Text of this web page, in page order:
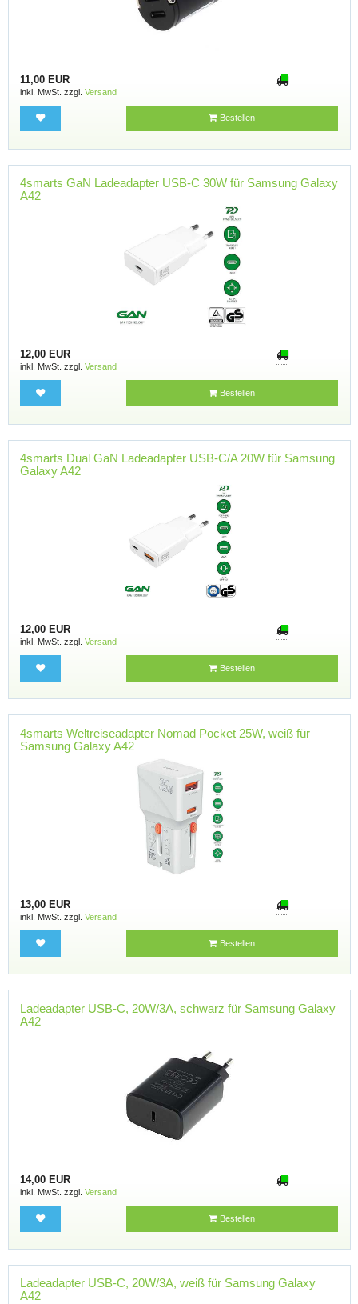
11,00 EUR
inkl. MwSt. zzgl. Versand
Bestellen
4smarts GaN Ladeadapter USB-C 30W für Samsung Galaxy
A42
12,00 EUR
inkl. MwSt. zzgl. Versand
Bestellen
4smarts Dual GaN Ladeadapter USB-C/A 20W für Samsung
Galaxy A42
12,00 EUR
inkl. MwSt. zzgl. Versand
Bestellen
4smarts Weltreiseadapter Nomad Pocket 25W, weiß für
Samsung Galaxy A42
13,00 EUR
inkl. MwSt. zzgl. Versand
Bestellen
Ladeadapter USB-C, 20W/3A, schwarz für Samsung Galaxy
A42
14,00 EUR
inkl. MwSt. zzgl. Versand
Bestellen
Ladeadapter USB-C, 20W/3A, weiß für Samsung Galaxy
A42